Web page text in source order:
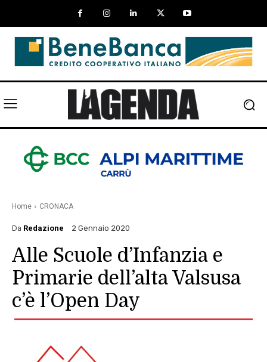
Home CRONACA
Da Redazione 2 Gennaio 2020
Alle Scuole d’Infanzia e
Primarie dell’alta Valsusa
c’è l’Open Day